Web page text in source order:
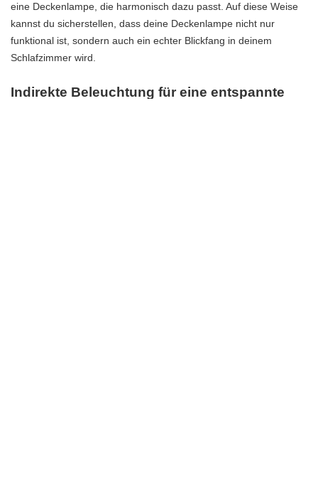
eine Deckenlampe, die harmonisch dazu passt. Auf diese Weise
kannst du sicherstellen, dass deine Deckenlampe nicht nur
funktional ist, sondern auch ein echter Blickfang in deinem
Schlafzimmer wird.
Indirekte Beleuchtung für eine entspannte